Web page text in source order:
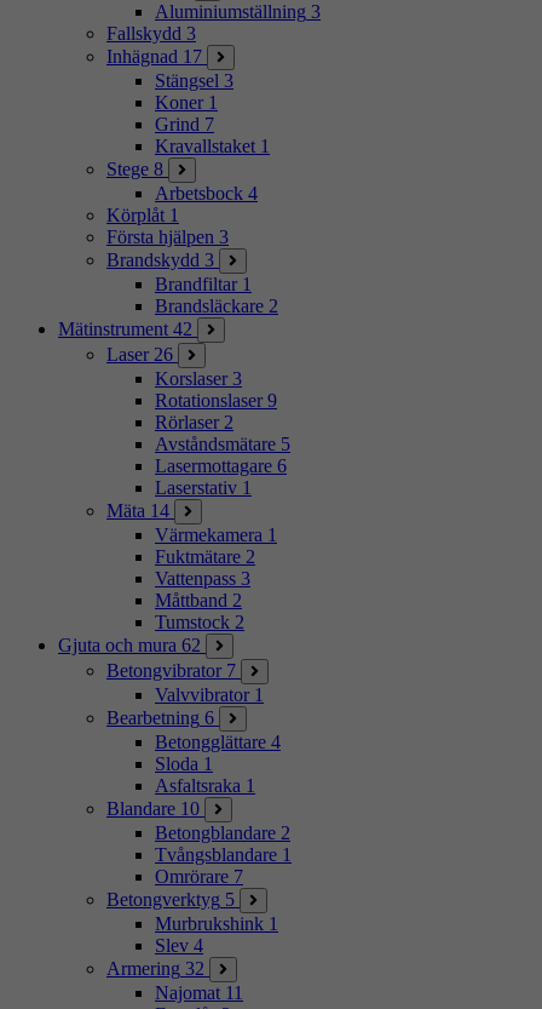
Aluminiumställning 3
Fallskydd 3
Inhägnad 17
Stängsel 3
Koner 1
Grind 7
Kravallstaket 1
Stege 8
Arbetsbock 4
Körplåt 1
Första hjälpen 3
Brandskydd 3
Brandfiltar 1
Brandsläckare 2
Mätinstrument 42
Laser 26
Korslaser 3
Rotationslaser 9
Rörlaser 2
Avståndsmätare 5
Lasermottagare 6
Laserstativ 1
Mäta 14
Värmekamera 1
Fuktmätare 2
Vattenpass 3
Måttband 2
Tumstock 2
Gjuta och mura 62
Betongvibrator 7
Valvvibrator 1
Bearbetning 6
Betongglättare 4
Sloda 1
Asfaltsraka 1
Blandare 10
Betongblandare 2
Tvångsblandare 1
Omrörare 7
Betongverktyg 5
Murbrukshink 1
Slev 4
Armering 32
Najomat 11